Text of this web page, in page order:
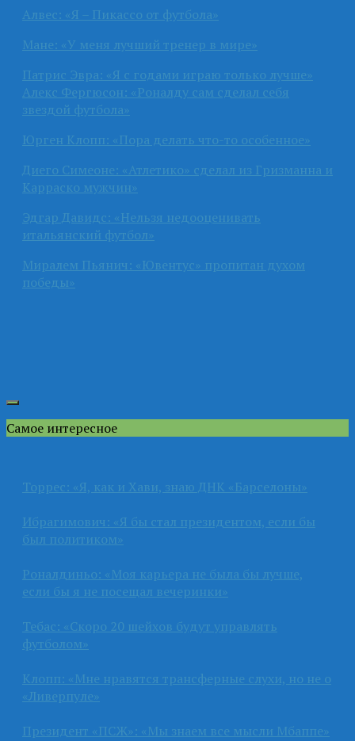
Алвес: «Я – Пикассо от футбола»
Мане: «У меня лучший тренер в мире»
Патрис Эвра: «Я с годами играю только лучше»
Алекс Фергюсон: «Роналду сам сделал себя
звездой футбола»
Юрген Клопп: «Пора делать что-то особенное»
Диего Симеоне: «Атлетико» сделал из Гризманна и
Карраско мужчин»
Эдгар Давидс: «Нельзя недооценивать
итальянский футбол»
Миралем Пьянич: «Ювентус» пропитан духом
победы»
Самое интересное
Торрес: «Я, как и Хави, знаю ДНК «Барселоны»
Ибрагимович: «Я бы стал президентом, если бы
был политиком»
Роналдиньо: «Моя карьера не была бы лучше,
если бы я не посещал вечеринки»
Тебас: «Скоро 20 шейхов будут управлять
футболом»
Клопп: «Мне нравятся трансферные слухи, но не о
«Ливерпуле»
Президент «ПСЖ»: «Мы знаем все мысли Мбаппе»